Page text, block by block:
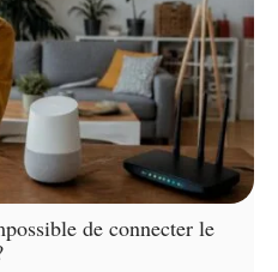
de connecter le